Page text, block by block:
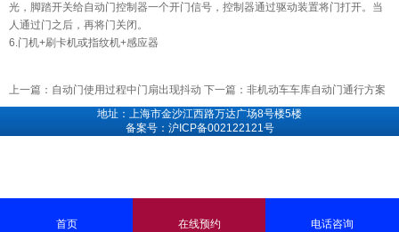
光，脚踏开关给自动门控制器一个开门信号，控制器通过驱动装置将门打开。当
人通过门之后，再将门关闭。
6.门机+刷卡机或指纹机+感应器
上一篇： 自动门使用过程中门扇出现抖动 下一篇： 非机动车车库自动门通行方案
地址：上海市金沙江西路万达广场8号楼5楼
备案号：沪ICP备002122121号
首页 在线预约 电话咨询